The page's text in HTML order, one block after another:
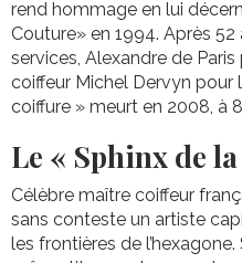
rend hommage en lui
Couture» en 1994. Après
services, Alexandre de
coiffeur Michel Dervyn pour
coiffure » meurt en 2008, à
Le « Sphinx de
Célèbre maître coiffeur
sans conteste un artiste
les frontières de